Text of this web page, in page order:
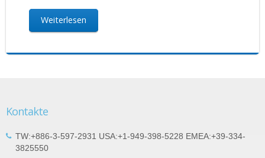
Weiterlesen
Kontakte
TW:+886-3-597-2931 USA:+1-949-398-5228 EMEA:+39-334-
3825550